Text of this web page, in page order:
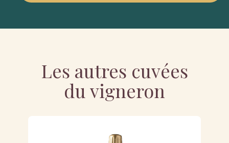
Les autres cuvées
du vigneron